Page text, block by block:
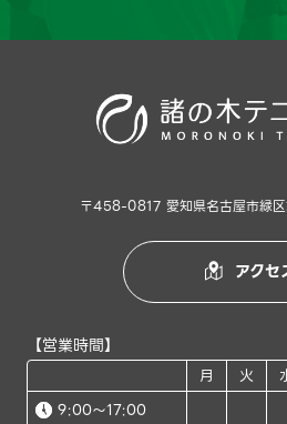
〒458-0817 愛知県名古屋市緑
 アクセ
【営業時間】
月 火
9:00～17:00